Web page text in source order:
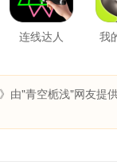
连线达人 我
由"青空栀浅"网友提